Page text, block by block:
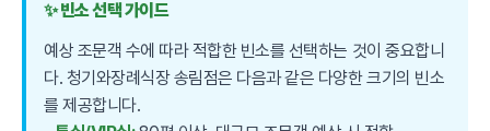
✨ 빈소 선택 가이드
예상 조문객 수에 따라 적합한 빈소를 선택하는 것이 중요합니
다. 청기와장례식장 송림점은 다음과 같은 다양한 크기의 빈소
를 제공합니다.